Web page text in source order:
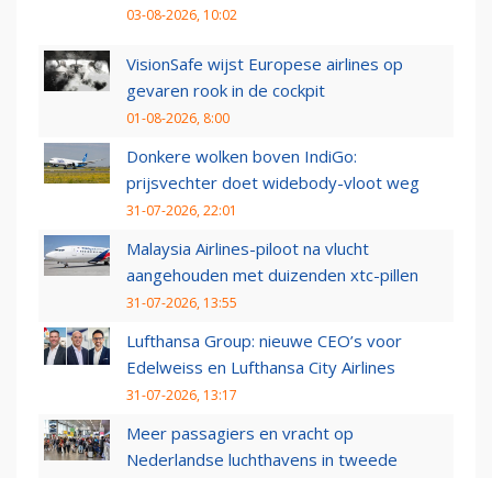
03-08-2026, 10:02
VisionSafe wijst Europese airlines op
gevaren rook in de cockpit
01-08-2026, 8:00
Donkere wolken boven IndiGo:
prijsvechter doet widebody-vloot weg
31-07-2026, 22:01
Malaysia Airlines-piloot na vlucht
aangehouden met duizenden xtc-pillen
31-07-2026, 13:55
Lufthansa Group: nieuwe CEO’s voor
Edelweiss en Lufthansa City Airlines
31-07-2026, 13:17
Meer passagiers en vracht op
Nederlandse luchthavens in tweede